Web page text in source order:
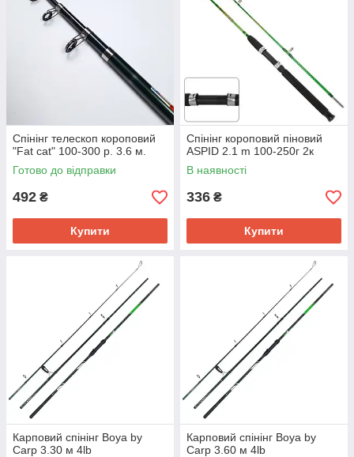
Спінінг телескоп короповий
"Fat cat" 100-300 р. 3.6 м.
Готово до відправки
492 ₴
Купити
Спінінг короповий піновий
ASPID 2.1 m 100-250г 2к
В наявності
336 ₴
Купити
Карповий спінінг Boya by
Carp 3.30 м 4lb
Карповий спінінг Boya by
Carp 3.60 м 4lb